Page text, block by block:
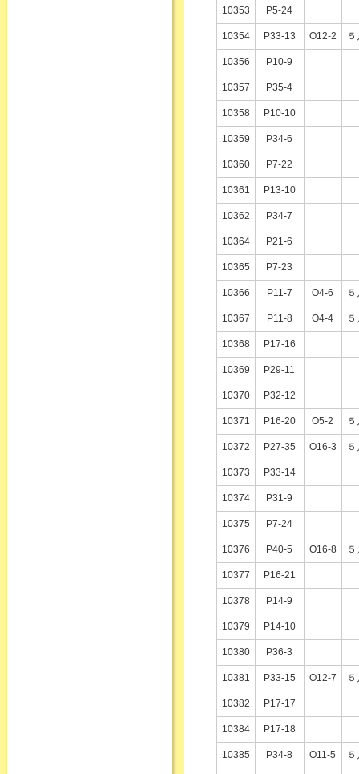
10353 P5-24
10354 P33-13 O12-2
10356 P10-9
10357 P35-4
10358 P10-10
10359 P34-6
10360 P7-22
10361 P13-10
10362 P34-7
10364 P21-6
10365 P7-23
10366 P11-7 O4-6
10367 P11-8 O4-4
10368 P17-16
10369 P29-11
10370 P32-12
10371 P16-20 O5-2
10372 P27-35 O16-3
10373 P33-14
10374 P31-9
10375 P7-24
10376 P40-5 O16-8
10377 P16-21
10378 P14-9
10379 P14-10
10380 P36-3
10381 P33-15 O12-7
10382 P17-17
10384 P17-18
10385 P34-8 O11-5